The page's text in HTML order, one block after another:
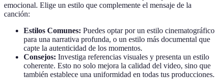
emocional. Elige un estilo que complemente el mensaje de la
canción:
Estilos Comunes: Puedes optar por un estilo cinematográfico
para una narrativa profunda, o un estilo más documental que
capte la autenticidad de los momentos.
Consejos: Investiga referencias visuales y presenta un estilo
coherente. Esto no solo mejora la calidad del video, sino que
también establece una uniformidad en todas tus producciones.